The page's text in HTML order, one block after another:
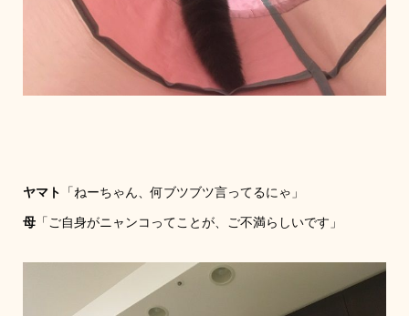
ヤマト 「ねーちゃん、何ブツブツ言ってるにゃ」
母「ご自身がニャンコってことが、ご不満らしいです」